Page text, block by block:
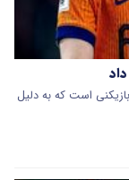
است که به دلیل